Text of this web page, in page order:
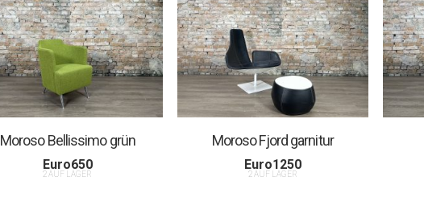
Moroso Bellissimo grün
Euro650
2 AUF LAGER
Moroso Fjord garnitur
Euro1250
2 AUF LAGER